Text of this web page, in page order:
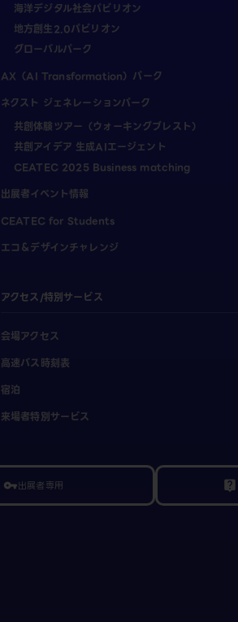
海洋デジタル社会パビリオン
地方創生2.0パビリオン
グローバルパーク
AX（AI Transformation）パーク
ネクスト ジェネレーションパーク
共創体験ツアー（ウォーキングブレスト）
共創アイデア 生成AIエージェント
CEATEC 2025 Business matching
出展者イベント情報
CEATEC for Students
エコ＆デザインチャレンジ
アクセス/特別サービス
会場アクセス
高速バス時刻表
宿泊
来場者特別サービス
vpn_key出展者専用 live_help